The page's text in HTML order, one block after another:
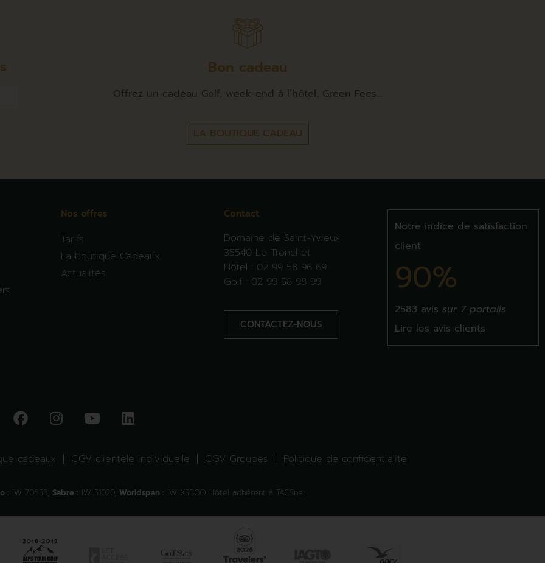
Bon cadeau
Offrez un cadeau Golf, week-end à l’hôtel, Green Fees…
LA BOUTIQUE CADEAU
Nos offres
Tarifs
La Boutique Cadeaux
Actualités
Contact
Domaine de Saint-Yvieux
35540 Le Tronchet
Hôtel : 02 99 58 96 69
Golf : 02 99 58 98 99
CONTACTEZ-NOUS
Notre indice de satisfaction
client
90%
2583 avissur 7 portails
Lire les avis clients
cadeaux CGV clientèle individuelle CGV Groupes Politique de confidentialité
: IW 70658, Sabre : IW 51020, Worldspan : IW XSBGO Hôtel adhérent à TACSnet